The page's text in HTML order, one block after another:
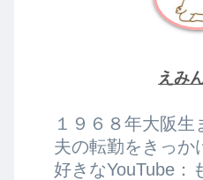
えみ
１９６８年大阪生
夫の転勤をきっか
好きなYouTube：